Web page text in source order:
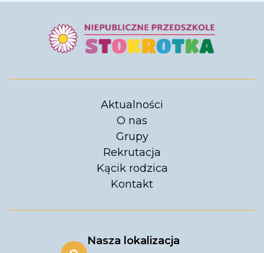
Aktualności
O nas
Grupy
Rekrutacja
Kącik rodzica
Kontakt
Nasza lokalizacja